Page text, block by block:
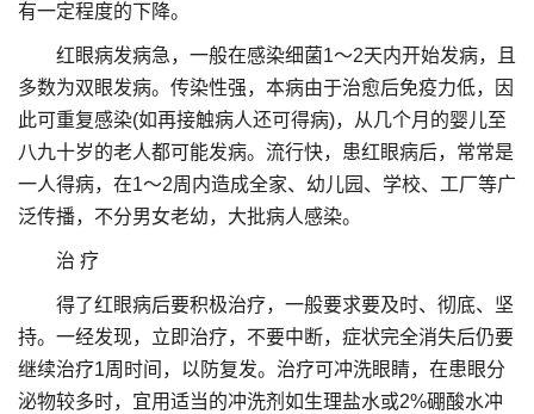
有一定程度的下降。
红眼病发病急，一般在感染细菌1～2天内开始发病，且
多数为双眼发病。传染性强，本病由于治愈后免疫力低，因
此可重复感染(如再接触病人还可得病)，从几个月的婴儿至
八九十岁的老人都可能发病。流行快，患红眼病后，常常是
一人得病，在1～2周内造成全家、幼儿园、学校、工厂等广
泛传播，不分男女老幼，大批病人感染。
治 疗
得了红眼病后要积极治疗，一般要求要及时、彻底、坚
持。一经发现，立即治疗，不要中断，症状完全消失后仍要
继续治疗1周时间，以防复发。治疗可冲洗眼睛，在患眼分
泌物较多时，宜用适当的冲洗剂如生理盐水或2%硼酸水冲